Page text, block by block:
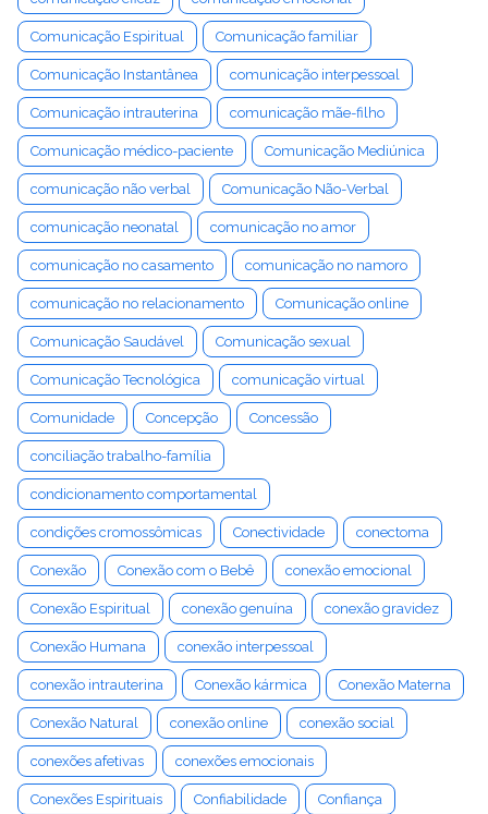
Comunicação Espiritual Comunicação familiar
Comunicação Instantânea comunicação interpessoal
Comunicação intrauterina comunicação mãe-filho
Comunicação médico-paciente Comunicação Mediúnica
comunicação não verbal Comunicação Não-Verbal
comunicação neonatal comunicação no amor
comunicação no casamento comunicação no namoro
comunicação no relacionamento Comunicação online
Comunicação Saudável Comunicação sexual
Comunicação Tecnológica comunicação virtual
Comunidade Concepção Concessão
conciliação trabalho-família
condicionamento comportamental
condições cromossômicas Conectividade conectoma
Conexão Conexão com o Bebê conexão emocional
Conexão Espiritual conexão genuína conexão gravidez
Conexão Humana conexão interpessoal
conexão intrauterina Conexão kármica Conexão Materna
Conexão Natural conexão online conexão social
conexões afetivas conexões emocionais
Conexões Espirituais Confiabilidade Confiança